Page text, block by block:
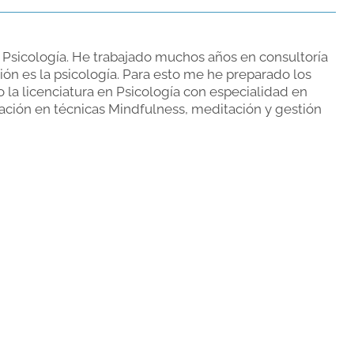
He trabajado muchos años en consultoría
es la psicología. Para esto me he preparado los
licenciatura en Psicología con especialidad en
en técnicas Mindfulness, meditación y gestión